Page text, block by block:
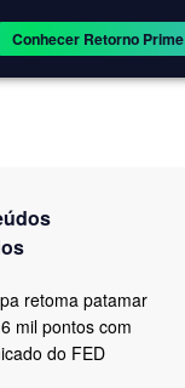
Conhecer Retorno Prime
retoma patamar
mil pontos com
do FED